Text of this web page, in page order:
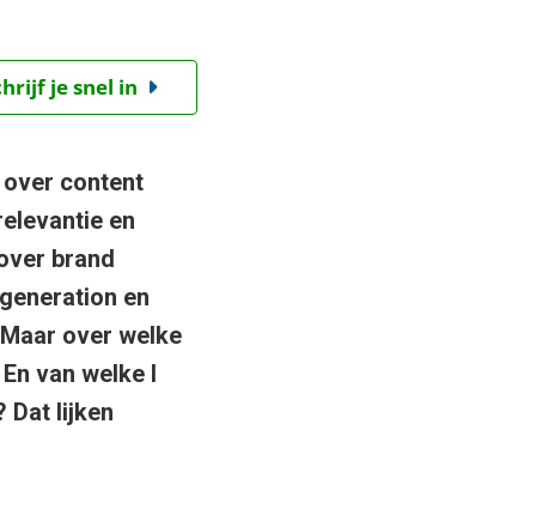
je snel in
content
en
brand
en
over welke
van welke I
Dat lijken